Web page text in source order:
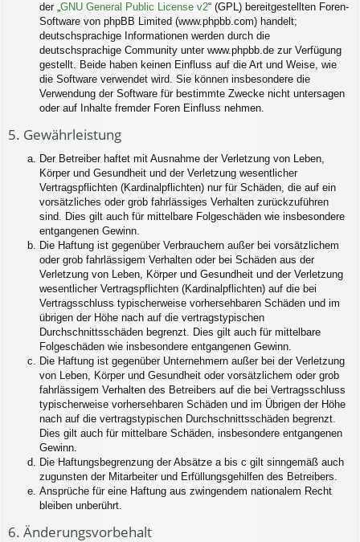
der „GNU General Public License v2“ (GPL) bereitgestellten Foren-
Software von phpBB Limited (www.phpbb.com) handelt;
deutschsprachige Informationen werden durch die
deutschsprachige Community unter www.phpbb.de zur Verfügung
gestellt. Beide haben keinen Einfluss auf die Art und Weise, wie
die Software verwendet wird. Sie können insbesondere die
Verwendung der Software für bestimmte Zwecke nicht untersagen
oder auf Inhalte fremder Foren Einfluss nehmen.
5. Gewährleistung
Der Betreiber haftet mit Ausnahme der Verletzung von Leben,
Körper und Gesundheit und der Verletzung wesentlicher
Vertragspflichten (Kardinalpflichten) nur für Schäden, die auf ein
vorsätzliches oder grob fahrlässiges Verhalten zurückzuführen
sind. Dies gilt auch für mittelbare Folgeschäden wie insbesondere
entgangenen Gewinn.
Die Haftung ist gegenüber Verbrauchern außer bei vorsätzlichem
oder grob fahrlässigem Verhalten oder bei Schäden aus der
Verletzung von Leben, Körper und Gesundheit und der Verletzung
wesentlicher Vertragspflichten (Kardinalpflichten) auf die bei
Vertragsschluss typischerweise vorhersehbaren Schäden und im
übrigen der Höhe nach auf die vertragstypischen
Durchschnittsschäden begrenzt. Dies gilt auch für mittelbare
Folgeschäden wie insbesondere entgangenen Gewinn.
Die Haftung ist gegenüber Unternehmern außer bei der Verletzung
von Leben, Körper und Gesundheit oder vorsätzlichem oder grob
fahrlässigem Verhalten des Betreibers auf die bei Vertragsschluss
typischerweise vorhersehbaren Schäden und im Übrigen der Höhe
nach auf die vertragstypischen Durchschnittsschäden begrenzt.
Dies gilt auch für mittelbare Schäden, insbesondere entgangenen
Gewinn.
Die Haftungsbegrenzung der Absätze a bis c gilt sinngemäß auch
zugunsten der Mitarbeiter und Erfüllungsgehilfen des Betreibers.
Ansprüche für eine Haftung aus zwingendem nationalem Recht
bleiben unberührt.
6. Änderungsvorbehalt